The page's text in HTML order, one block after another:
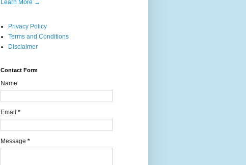
Learn More →
Privacy Policy
Terms and Conditions
Disclaimer
Contact Form
Name
Email *
Message *